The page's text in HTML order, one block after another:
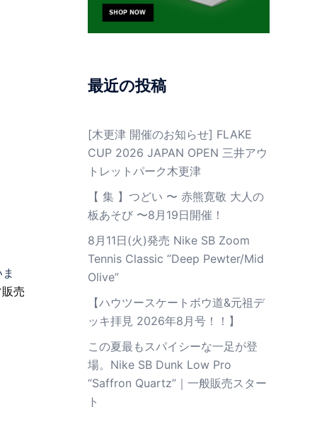
売
最近の投稿
[木更津 開催のお知らせ] FLAKE
CUP 2026 JAPAN OPEN 三井アウ
トレットパーク木更津
【 集 】つどい 〜 赤熊寛敬 大人の
板あそび 〜8月19日開催！
8月11日(火)発売 Nike SB Zoom
Tennis Classic ”Deep Pewter/Mid
Olive”
【ハウツースケートボウ道&元祖デ
ッキ拝見 2026年8月号！！】
この夏最もスパイシーな一足が登
場。Nike SB Dunk Low Pro
“Saffron Quartz”｜一般販売スター
ト